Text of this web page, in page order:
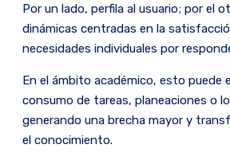
Por un lado, perfila al usuario; por el
dinámicas centradas en la
necesidades individuales por
En el ámbito académico, esto puede
consumo de tareas, planeaciones o
generando una brecha mayor y
el conocimiento.